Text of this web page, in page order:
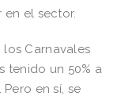
el sector.
Carnavales
tenido un 50% a
en sí, se